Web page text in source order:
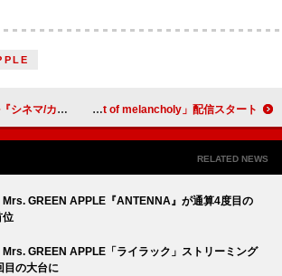
カプセル」配信スタート Nolzy、世界にひとつだけの“聴く香水”「Scent of melancholy」配信スタート
RELATED NEWS
Mrs. GREEN APPLE『ANTENNA』が通算4度目の
位
Mrs. GREEN APPLE「ライラック」ストリーミング
目の大台に